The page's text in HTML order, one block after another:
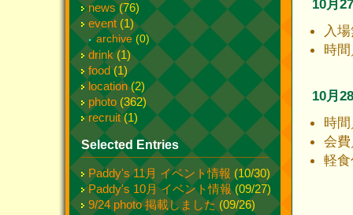
10月
入
時
10月
時
会
軽
news(76)
event (1)
archive(0)
drink(1)
food(1)
location(2)
photo (362)
recruit(1)
Selected Entries
Paddy's 11月 イベント情報 (10/30)
Paddy's 10月 イベント情報(09/27)
9/24 photo 掲載しました (09/26)